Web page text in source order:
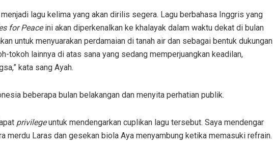
lagu kelima yang akan dirilis segera. Lagu berbahasa Inggris yang
for Peaceini akan diperkenalkan ke khalayak dalam waktu dekat di bulan
untuk menyuarakan perdamaian di tanah air dan sebagai bentuk dukungan
tokoh lainnya di atas sana yang sedang memperjuangkan keadilan,
kata sang Ayah.
beberapa bulan belakangan dan menyita perhatian publik.
privilegeuntuk mendengarkan cuplikan lagu tersebut. Saya mendengar
merdu Laras dan gesekan biola Aya menyambung ketika memasuki refrain.